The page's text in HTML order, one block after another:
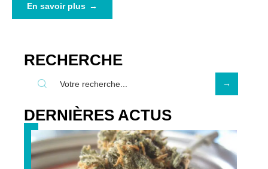
En savoir plus
RECHERCHE
DERNIÈRES ACTUS